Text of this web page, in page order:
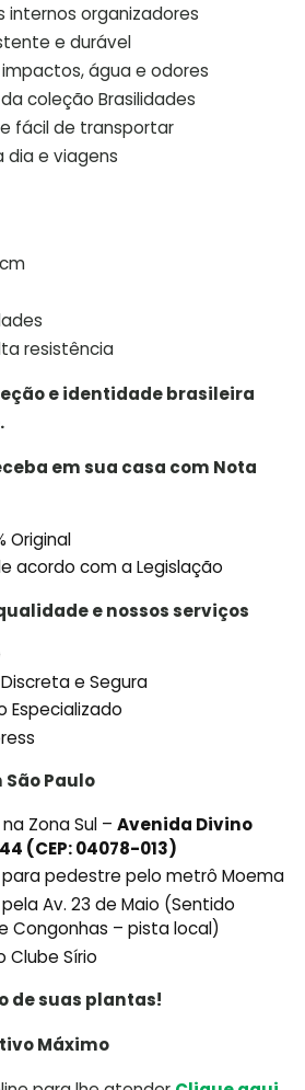
organizadores
e durável
água e odores
coleção Brasilidades
fácil de transportar
dia e viagens
resistência
e identidade brasileira
em sua casa com Nota
Original
acordo com a Legislação
e nossos serviços
e Segura
Especializado
Paulo
Zona Sul –Avenida Divino
(CEP: 04078-013)
para pedestre pelo metrô Moema
Av. 23 de Maio (Sentido
Congonhas – pista local)
Clube Sírio
de suas plantas!
Máximo